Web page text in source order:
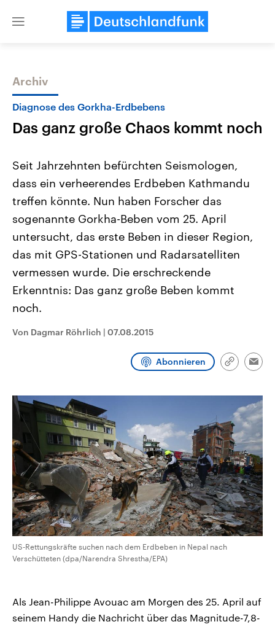
Close
Themen
Landtagswahl Sachsen-Anhalt
2026
Alle Informationen
Sachsen-Anhalt wählt am 6.
September 2026 einen neuen
Bundesland von einer Koalition aus
Umfragen, Prognosen,
Wahlprogramme, aktuelle Berichte
und Hintergründe zu den Parteien
Wahl.
Aktuelle Beiträge,
Hintergründe
Wirtschaftlich und
gehören die Vereinigten
mit großem Einfluss auf
Sendungen
Archiv
Diagnose des Gorkha-Erdbebens
Das ganz große Chaos kommt noch
Seit Jahrzehnten befürchten Seismologen,
dass ein verheerendes Erdbeben Kathmandu
treffen könnte. Nun haben Forscher das
sogenannte Gorkha-Beben vom 25. April
untersucht, das erste Beben in dieser Region,
das mit GPS-Stationen und Radarsatelliten
vermessen wurde. Die erschreckende
Erkenntnis: Das ganz große Beben kommt
noch.
Von Dagmar Röhrlich | 07.08.2015
Abonnieren
Link
US-Rettungskräfte suchen nach dem Erdbeben in Nepal nach
Verschütteten (dpa/Narendra Shrestha/EPA)
Als Jean-Philippe Avouac am Morgen des 25. April auf
seinem Handy die Nachricht über das Magnitude-7,8-